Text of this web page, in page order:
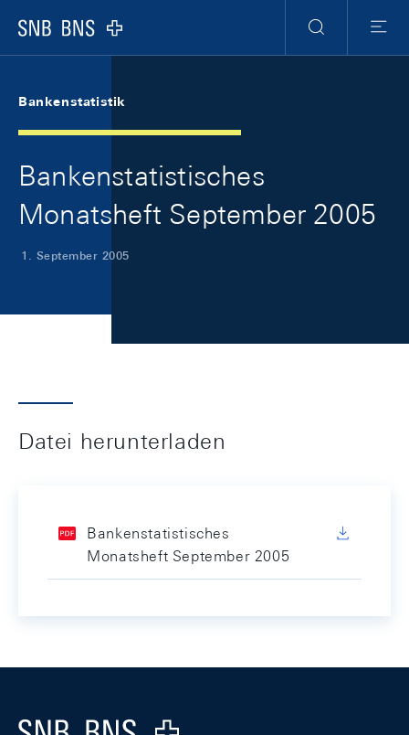
Logo
Suche
Menu
Bankenstatistik
Bankenstatistisches
Monatsheft September 2005
1. September 2005
Datei herunterladen
Bankenstatistisches
Monatsheft September 2005
Logo